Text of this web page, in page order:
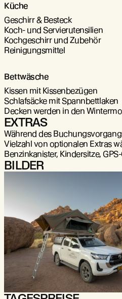
Küche
Geschirr & Besteck
Koch- und Servierutensilien
Kochgeschirr und Zubehör
Reinigungsmittel
Bettwäsche
Kissen mit Kissenbezügen
Schlafsäcke mit Spannbettlaken
Decken werden in den
EXTRAS
Während des
Vielzahl von optionalen Extras
Benzinkanister, Kindersitze,
BILDER